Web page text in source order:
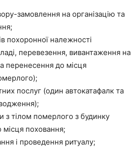
замовлення на організацію та
похоронної належності
перевезення, вивантаження на
перенесення до місця
послуг (один автокатафалк та
з тілом померлого з будинку
поховання;
і проведення ритуалу;